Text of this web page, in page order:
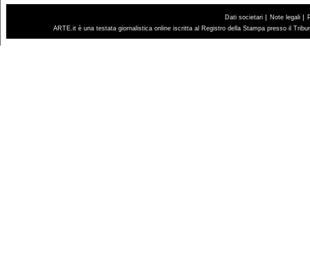
Dati societari | Note legali |
ARTE.it è una testata giornalistica online iscritta al Registro della Stampa presso il